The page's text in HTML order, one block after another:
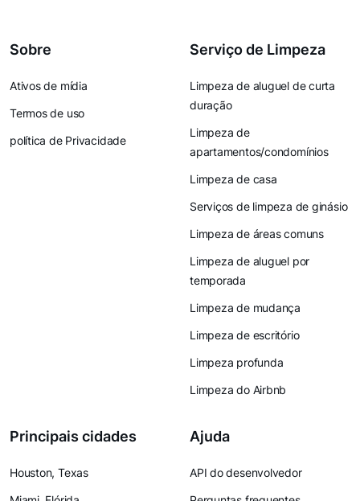
Sobre
Ativos de mídia
Termos de uso
política de Privacidade
Serviço de Limpeza
Limpeza de aluguel de curta
duração
Limpeza de
apartamentos/condomínios
Limpeza de casa
Serviços de limpeza de ginásio
Limpeza de áreas comuns
Limpeza de aluguel por
temporada
Limpeza de mudança
Limpeza de escritório
Limpeza profunda
Limpeza do Airbnb
Principais cidades
Houston, Texas
Ajuda
API do desenvolvedor